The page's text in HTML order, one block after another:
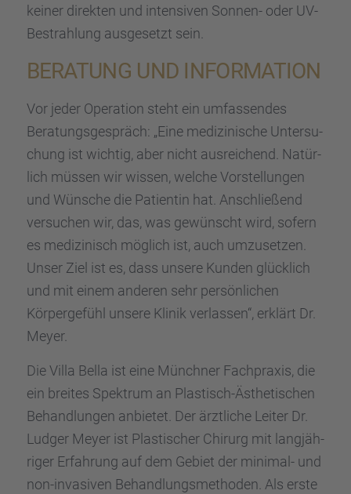
keiner direk­ten und inten­si­ven Sonnen- oder UV-
Bestrah­lung ausge­setzt sein.
BERATUNG UND INFOR­MA­TION
Vor jeder Opera­tion steht ein umfas­sen­des
Beratungs­ge­spräch: „Eine medizi­ni­sche Unter­su­
chung ist wichtig, aber nicht ausrei­chend. Natür­
lich müssen wir wissen, welche Vorstel­lun­gen
und Wünsche die Patien­tin hat. Anschlie­ßend
versu­chen wir, das, was gewünscht wird, sofern
es medizi­nisch möglich ist, auch umzuset­zen.
Unser Ziel ist es, dass unsere Kunden glück­lich
und mit einem anderen sehr persön­li­chen
Körper­ge­fühl unsere Klinik verlas­sen“, erklärt Dr.
Meyer.
Die Villa Bella ist eine Münch­ner Fachpra­xis, die
ein breites Spektrum an Plastisch-Ästhe­ti­schen
Behand­lun­gen anbie­tet. Der ärztli­che Leiter Dr.
Ludger Meyer ist Plasti­scher Chirurg mit langjäh­
ri­ger Erfah­rung auf dem Gebiet der minimal- und
non-invasi­ven Behand­lungs­me­tho­den. Als erste